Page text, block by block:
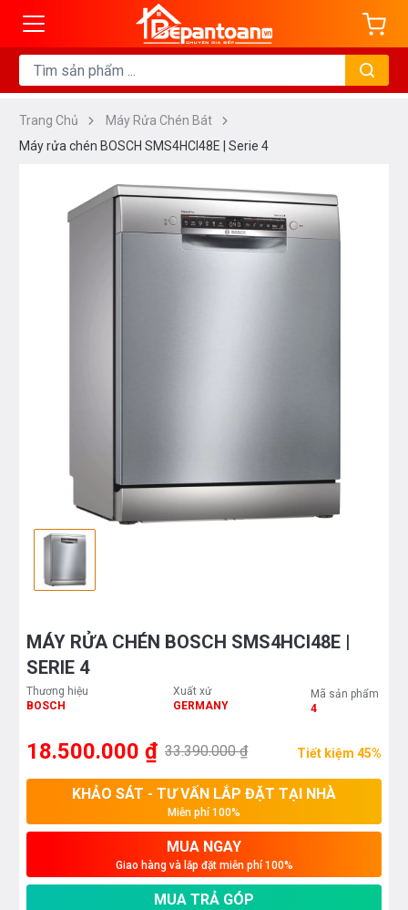
Trang Chủ
Máy Rửa Chén Bát
Máy rửa chén BOSCH SMS4HCI48E | Serie 4
MÁY RỬA CHÉN BOSCH SMS4HCI48E |
SERIE 4
Thương hiệu
BOSCH
Xuất xứ
GERMANY
Mã sản phẩm
4
18.500.000 ₫ 33.390.000 ₫ Tiết kiệm 45%
KHẢO SÁT - TƯ VẤN LẮP ĐẶT TẠI NHÀ
Miễn phí 100%
MUA NGAY
Giao hàng và lắp đặt miễn phí 100%
MUA TRẢ GÓP